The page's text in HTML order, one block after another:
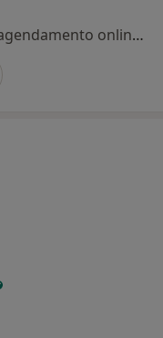
Esse especialista não oferece agendamento online para esse endereço.